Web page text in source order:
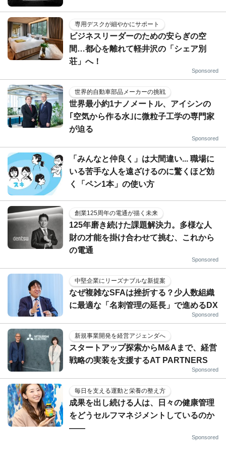
専用デスクが細やかにサポート
ビジネスリーダーのための安らぎの空
間…都心を離れて軽井沢の「シェア別
荘」へ！
Sponsored
世界的自動車部品メーカーの挑戦
世界最小約1ナノメートル、アイシンの
｢空気から作る水｣に微粒子工学の専門家
が迫る
Sponsored
「みんなと仲良く」は大間違い... 職場に
いる苦手な人を遠ざけるのに驚くほど効
く「ペン1本」の使い方
創業125周年の電通が描く未来
125年磨き続けた課題解決力。多様な人
財の才能を掛け合わせて挑む、これから
の電通
Sponsored
中堅企業にリーズナブルな新提案
なぜ複雑なSFAは挫折する？少人数組織
に最適な「名刺管理の延長」で進めるDX
Sponsored
新規事業開発を経営アジェンダへ
スタートアップ探索からM&Aまで、経営
戦略の実装を支援するAT PARTNERS
Sponsored
毎日を支える運動と栄養の整え方
成果を出し続ける人は、日々の健康管理
をどうセルフマネジメントしているのか
——
Sponsored